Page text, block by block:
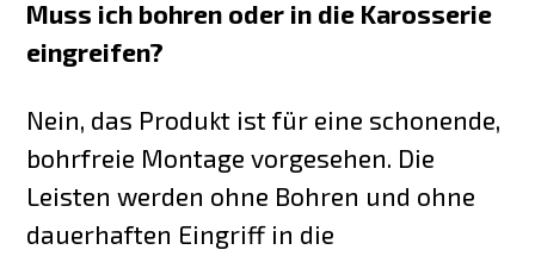
Muss ich bohren oder in die Karosserie
eingreifen?
Nein, das Produkt ist für eine schonende,
bohrfreie Montage vorgesehen. Die
Leisten werden ohne Bohren und ohne
dauerhaften Eingriff in die